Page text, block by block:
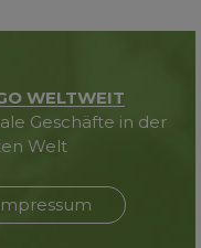
WELTWEIT
Geschäfte in der
Welt